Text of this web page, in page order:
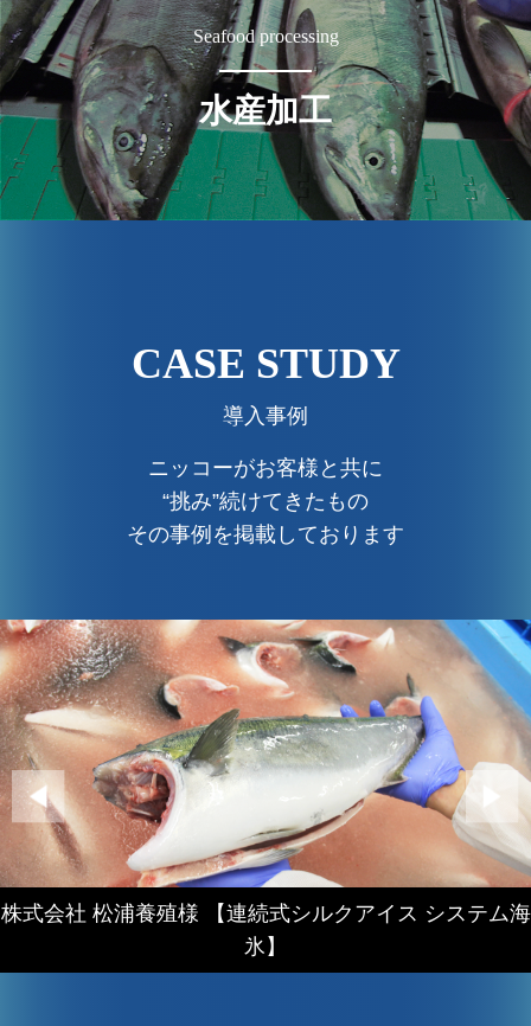
Seafood processing
水産加工
CASE STUDY
導入事例
ニッコーがお客様と共に
“挑み”続けてきたもの
その事例を掲載しております
株式会社 松浦養殖様 【連続式シルクアイス システム海
氷】